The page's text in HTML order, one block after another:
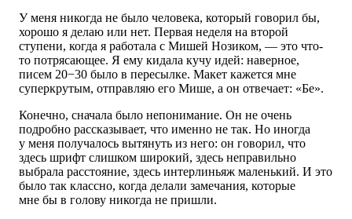
У меня никогда не было человека, который говорил бы,
хорошо я делаю или нет. Первая неделя на второй
ступени, когда я работала с Мишей Нозиком, — это что-
то потрясающее. Я ему кидала кучу идей: наверное,
писем 20−30 было в пересылке. Макет кажется мне
суперкрутым, отправляю его Мише, а он отвечает: «Бе».
Конечно, сначала было непонимание. Он не очень
подробно рассказывает, что именно не так. Но иногда
у меня получалось вытянуть из него: он говорил, что
здесь шрифт слишком широкий, здесь неправильно
выбрала расстояние, здесь интерлиньяж маленький. И это
было так классно, когда делали замечания, которые
мне бы в голову никогда не пришли.